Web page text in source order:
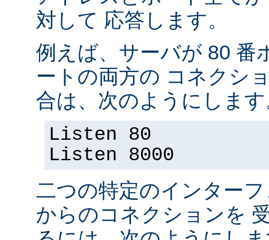
対して 応答します。
例えば、サーバが 80 番
ートの両方の コネクシ
合は、次のようにしま
Listen 80
Listen 8000
二つの特定のインター
からのコネクションを